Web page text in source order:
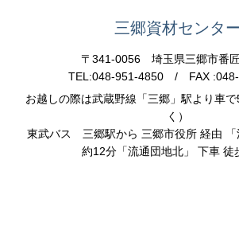
三郷資材センタ
〒341-0056 埼玉県三郷市番
TEL:048-951-4850 / FAX :048-
お越しの際は武蔵野線「三郷」駅より車
く）
東武バス 三郷駅から 三郷市役所 経由 「
約12分「流通団地北」 下車 徒